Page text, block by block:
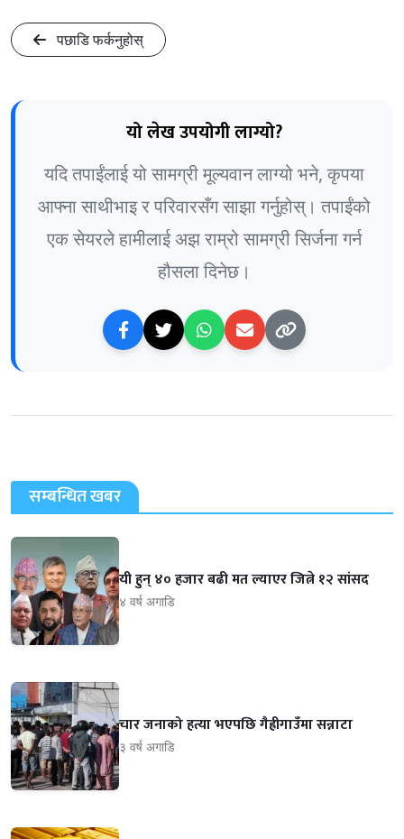
पछाडि फर्कनुहोस्
यो लेख उपयोगी लाग्यो?
यदि तपाईंलाई यो सामग्री मूल्यवान लाग्यो भने, कृपया
आफ्ना साथीभाइ र परिवारसँग साझा गर्नुहोस्। तपाईंको
एक सेयरले हामीलाई अझ राम्रो सामग्री सिर्जना गर्न
हौसला दिनेछ।
सम्बन्धित खबर
यी हुन् ४० हजार बढी मत ल्याएर जित्ने १२ सांसद
४ वर्ष अगाडि
चार जनाको हत्या भएपछि गैह्रीगाउँमा सन्नाटा
३ वर्ष अगाडि